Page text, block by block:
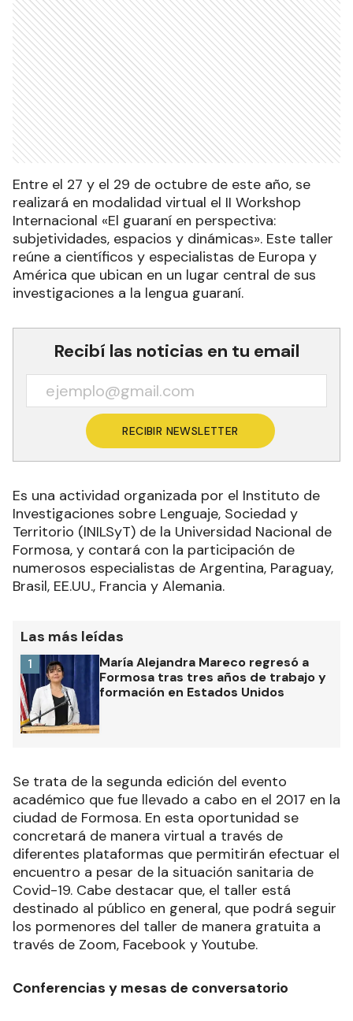
Entre el 27 y el 29 de octubre de este año, se
realizará en modalidad virtual el II Workshop
Internacional «El guaraní en perspectiva:
subjetividades, espacios y dinámicas». Este taller
reúne a científicos y especialistas de Europa y
América que ubican en un lugar central de sus
investigaciones a la lengua guaraní.
Recibí las noticias en tu email
RECIBIR NEWSLETTER
Es una actividad organizada por el Instituto de
Investigaciones sobre Lenguaje, Sociedad y
Territorio (INILSyT) de la Universidad Nacional de
Formosa, y contará con la participación de
numerosos especialistas de Argentina, Paraguay,
Brasil, EE.UU., Francia y Alemania.
Las más leídas
María Alejandra Mareco regresó a
Formosa tras tres años de trabajo y
formación en Estados Unidos
1
Se trata de la segunda edición del evento
académico que fue llevado a cabo en el 2017 en la
ciudad de Formosa. En esta oportunidad se
concretará de manera virtual a través de
diferentes plataformas que permitirán efectuar el
encuentro a pesar de la situación sanitaria de
Covid-19. Cabe destacar que, el taller está
destinado al público en general, que podrá seguir
los pormenores del taller de manera gratuita a
través de Zoom, Facebook y Youtube.
Conferencias y mesas de conversatorio